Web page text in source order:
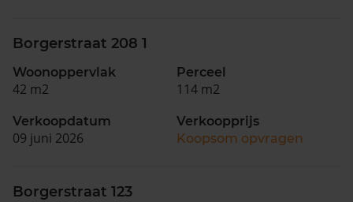
Borgerstraat 208 1
Woonoppervlak
42 m2
Perceel
114 m2
Verkoopdatum
09 juni 2026
Verkoopprijs
Koopsom opvragen
Borgerstraat 123